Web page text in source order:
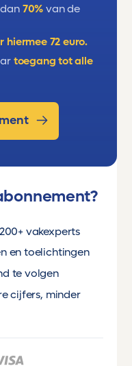
70% van de
hiermee 72 euro.
toegang tot alle
vakexperts
en toelichtingen
te volgen
cijfers, minder